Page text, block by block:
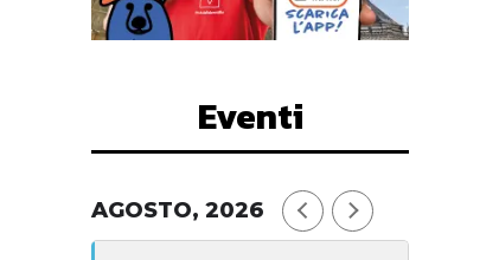
Eventi
AGOSTO, 2026